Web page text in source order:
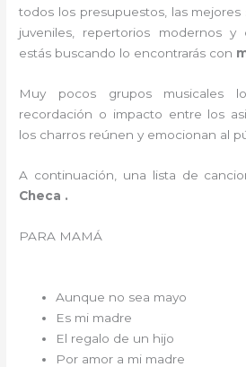
todos los presupuestos, las
juveniles, repertorios modernos
estás buscando lo encontrarás con
Muy pocos grupos musicales
recordación o impacto entre los
los charros reúnen y emocionan al
A continuación, una lista de
Checa .
PARA
Aunque no sea mayo
Es mi madre
El regalo de un hijo
Por amor a mi madre